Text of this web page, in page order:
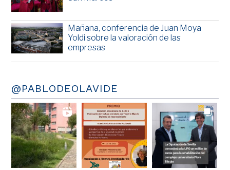
Mañana, conferencia de Juan Moya
Yoldi sobre la valoración de las
empresas
@PABLODEOLAVIDE